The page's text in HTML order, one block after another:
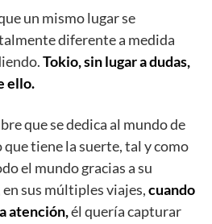
un mismo lugar se
diferente a medida
Tokio, sin lugar a dudas,
ello.
que se dedica al mundo de
tiene la suerte, tal y como
el mundo gracias a su
sus múltiples viajes,cuando
atención,él quería capturar